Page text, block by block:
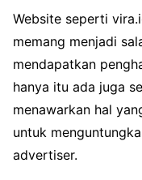
Website seperti
memang menjadi
mendapatkan
hanya itu ada juga
menawarkan hal
untuk
advertiser.